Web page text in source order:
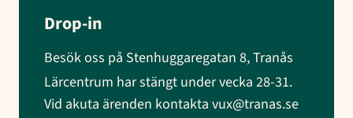
Drop-in
Besök oss på Stenhuggaregatan 8, Tranås
Lärcentrum har stängt under vecka 28-31.
Vid akuta ärenden kontakta vux@tranas.se